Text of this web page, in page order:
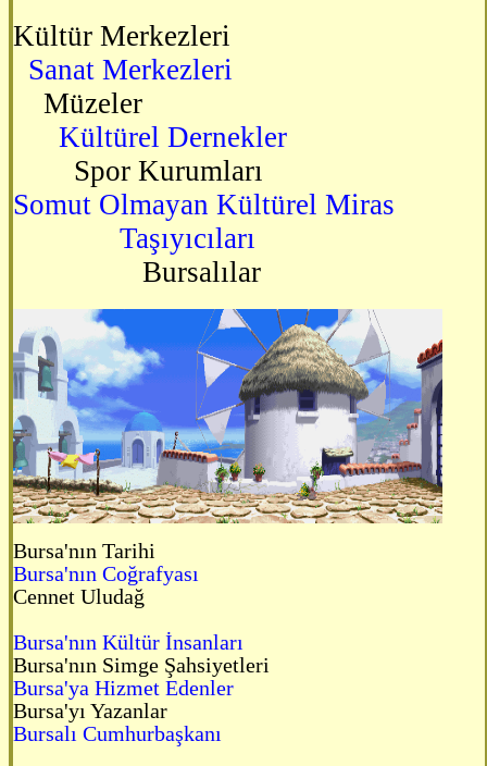
Kültür Merkezleri
Sanat Merkezleri
Müzeler
Kültürel Dernekler
Spor Kurumları
Somut Olmayan Kültürel Miras
Taşıyıcıları
Bursalılar
Bursa'nın Tarihi
Bursa'nın Coğrafyası
Cennet Uludağ
Bursa'nın Kültür İnsanları
Bursa'nın Simge Şahsiyetleri
Bursa'ya Hizmet Edenler
Bursa'yı Yazanlar
Bursalı Cumhurbaşkanı